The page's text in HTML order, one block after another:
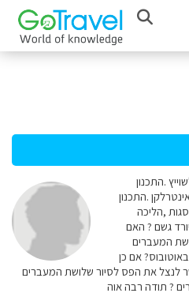
13 לשבוע לשוייץ .התכנון
באינטרלקן .התכנון
,הליכה
גשם ? האם
המעברים
אם כן
לנצל את הפס לסיור שלושת המעברים
? תודה רבה אוה